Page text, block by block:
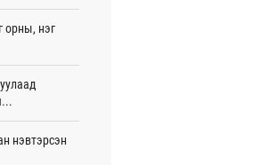
ирэхээ
орны, нэг
нэвтэрсэн